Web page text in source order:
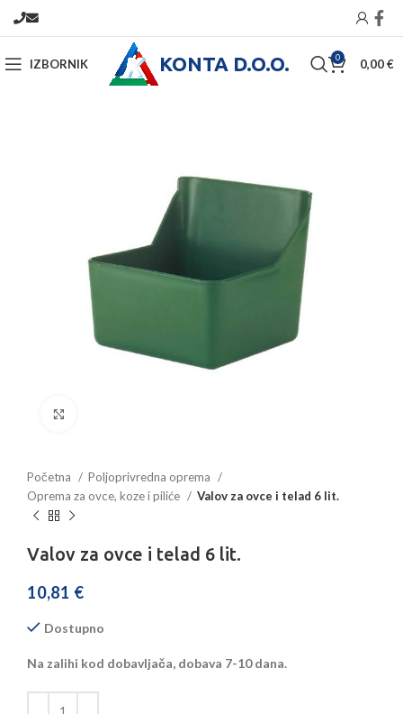
IZBORNIK KONTA D.O.O. 0 0,00€
Početna
Poljoprivredna oprema
Oprema za ovce, koze i piliće
Valov za ovce i telad 6 lit.
Valov za ovce i telad 6 lit.
10,81 €
Dostupno
Na zalihi kod dobavljača, dobava 7-10 dana.